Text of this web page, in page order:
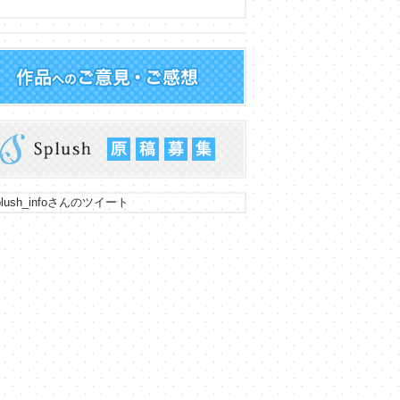
さんのツイート